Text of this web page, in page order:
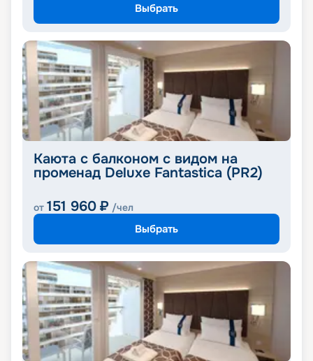
Выбрать
Каюта с балконом с видом на
променад Deluxe Fantastica (PR2)
от 151 960 ₽ /чел
Выбрать